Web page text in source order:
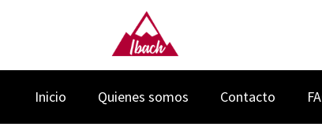
Inicio Quienes somos Contacto